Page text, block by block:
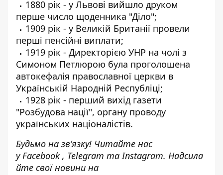
1880 рік - у Львові вийшло друком
перше число щоденника "Діло";
1909 рік - у Великій Британії провели
перші пенсійні виплати;
1919 рік - Директорією УНР на чолі з
Симоном Петлюрою була проголошена
автокефалія православної церкви в
Українській Народній Республіці;
1928 рік - перший вихід газети
"Розбудова нації", органу проводу
українських націоналістів.
Будьмо на зв’язку! Читайте нас
уFacebook, Telegram таInstagram. Надсила
йте свої новини на